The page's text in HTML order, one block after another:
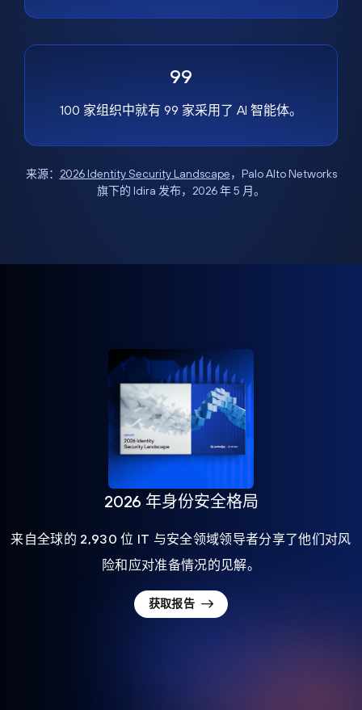
99
100 家组织中就有 99 家采用了 AI 智能体。
来源： 2026 Identity Security Landscape，Palo Alto Networks
旗下的 Idira 发布，2026 年 5 月。
2026 年身份安全格局
来自全球的 2,930 位 IT 与安全领域领导者分享了他们对风
险和应对准备情况的见解。
获取报告